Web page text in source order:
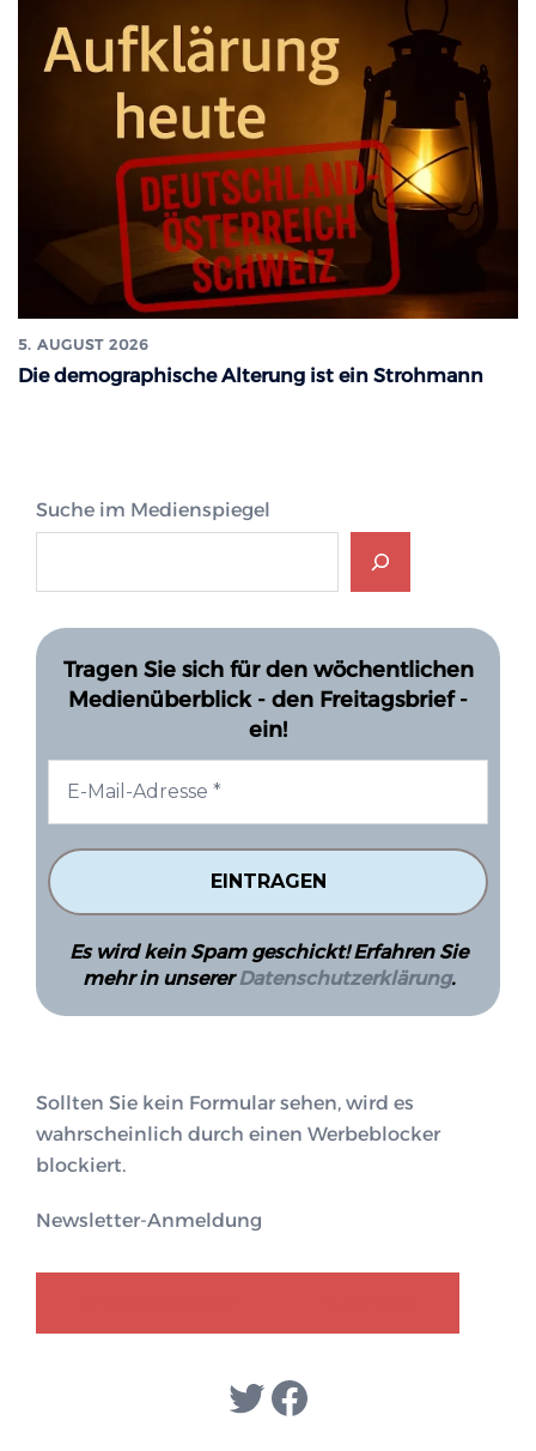
5. AUGUST 2026
Die demographische Alterung ist ein Strohmann
Suche im Medienspiegel
Tragen Sie sich für den wöchentlichen
Medienüberblick - den Freitagsbrief -
ein!
Es wird kein Spam geschickt! Erfahren Sie
mehr in unsererDatenschutzerklärung.
Sollten Sie kein Formular sehen, wird es
wahrscheinlich durch einen Werbeblocker
blockiert.
Newsletter-Anmeldung
Twitter
Facebook